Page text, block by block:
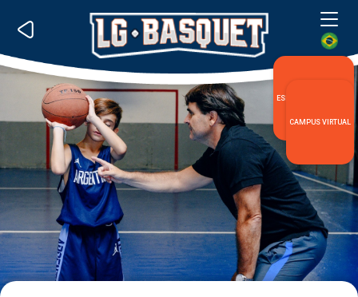
ESPECIALIZACIÓN LG
CAMPUS VIRTUAL